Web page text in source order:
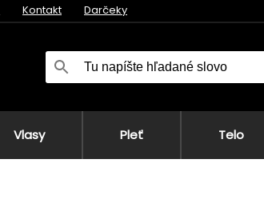
Kontakt Darčeky
Vlasy Pleť Telo